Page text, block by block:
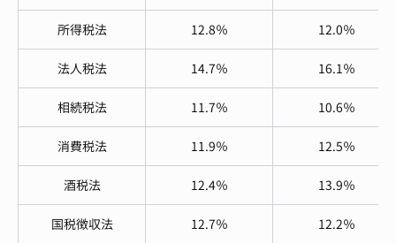
所得税法 12.8％ 12.0％
法人税法 14.7％ 16.1％
相続税法 11.7％ 10.6％
消費税法 11.9％ 12.5％
酒税法 12.4％ 13.9％
国税徴収法 12.7％ 12.2％